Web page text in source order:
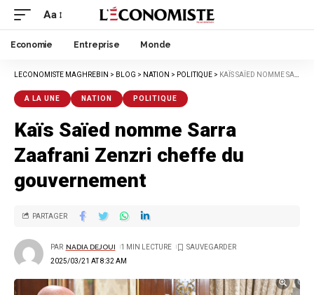
Aa
Economie Entreprise Monde
LECONOMISTE MAGHREBIN > BLOG > NATION > POLITIQUE > KAÏS SAÏED NOMME SARRA ZAAFRANI ZENZRI CHEFFE DU GOUVERNEMENT
A LA UNE NATION POLITIQUE
Kaïs Saïed nomme Sarra
Zaafrani Zenzri cheffe du
gouvernement
2025/03/21 AT 8:32 AM
PAR NADIA DEJOUI 1 MIN LECTURE
PARTAGER